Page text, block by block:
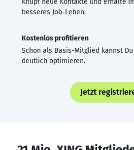
besseres Job-Leben.
Kostenlos profitieren
Schon als Basis-Mitglied kannst Du
deutlich optimieren.
Jetzt